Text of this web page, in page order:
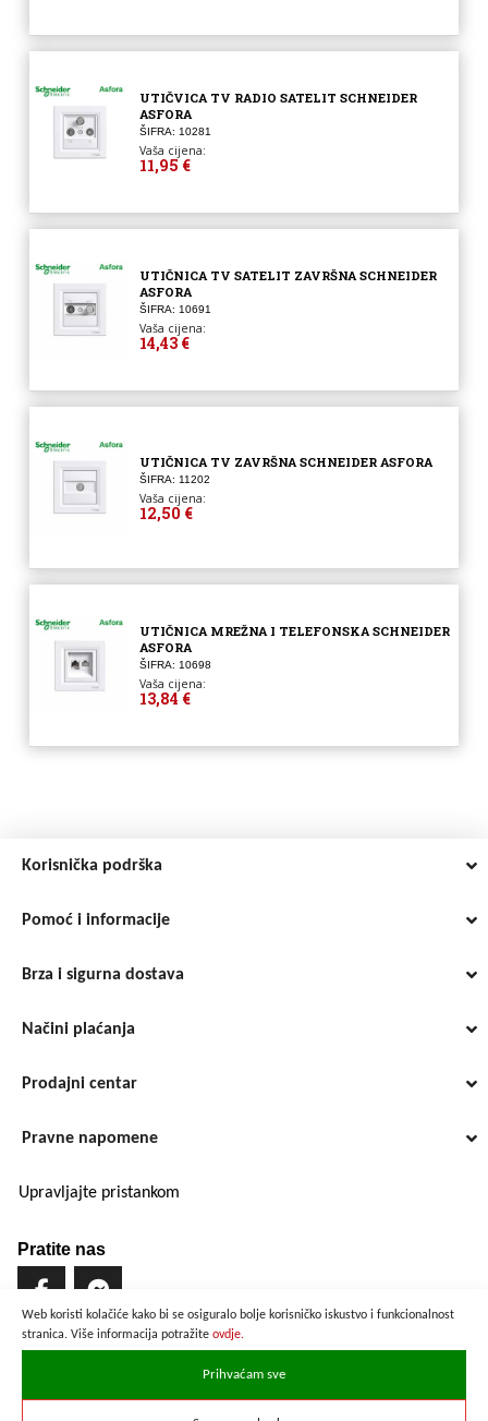
Web koristi kolačiće kako bi se osiguralo bolje korisničko iskustvo i funkcionalnost
stranica. Više informacija potražite ovdje.
Prihvaćam sve
UTIČVICA TV RADIO SATELIT SCHNEIDER
ASFORA
ŠIFRA: 10281
Vaša cijena:
11,95 €
UTIČNICA TV SATELIT ZAVRŠNA SCHNEIDER
ASFORA
ŠIFRA: 10691
Vaša cijena:
14,43 €
UTIČNICA TV ZAVRŠNA SCHNEIDER ASFORA
ŠIFRA: 11202
Vaša cijena:
12,50 €
UTIČNICA MREŽNA I TELEFONSKA SCHNEIDER
ASFORA
ŠIFRA: 10698
Vaša cijena:
13,84 €
Korisnička podrška
Pomoć i informacije
Brza i sigurna dostava
Načini plaćanja
Prodajni centar
Pravne napomene
Upravljajte pristankom
Pratite nas
Brzo i sigurno plaćanje